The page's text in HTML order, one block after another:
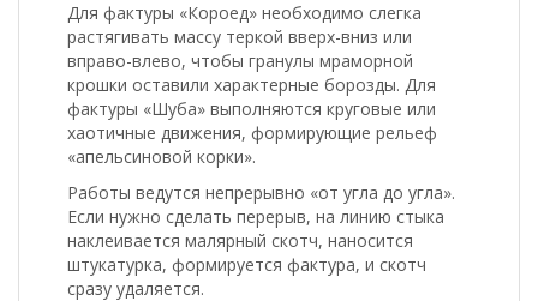
Для фактуры «Короед» необходимо слегка
растягивать массу теркой вверх-вниз или
вправо-влево, чтобы гранулы мраморной
крошки оставили характерные борозды. Для
фактуры «Шуба» выполняются круговые или
хаотичные движения, формирующие рельеф
«апельсиновой корки».
Работы ведутся непрерывно «от угла до угла».
Если нужно сделать перерыв, на линию стыка
наклеивается малярный скотч, наносится
штукатурка, формируется фактура, и скотч
сразу удаляется.